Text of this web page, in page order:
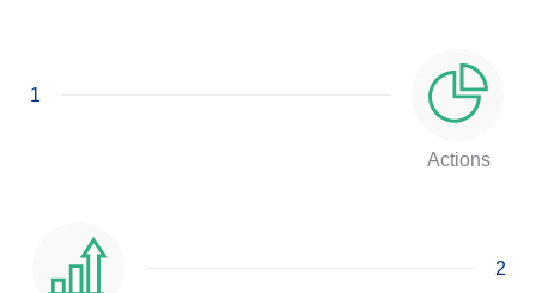
1
Actions
2